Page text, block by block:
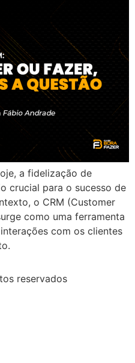
a fidelização de
crucial para o sucesso de
o CRM (Customer
como uma ferramenta
com os clientes
reservados